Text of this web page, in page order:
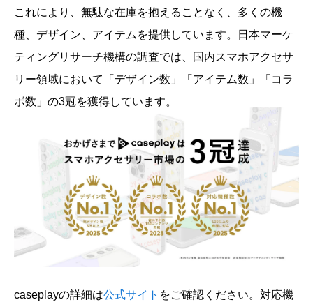
これにより、無駄な在庫を抱えることなく、多くの機
種、デザイン、アイテムを提供しています。日本マーケ
ティングリサーチ機構の調査では、国内スマホアクセサ
リー領域において「デザイン数」「アイテム数」「コラ
ボ数」の3冠を獲得しています。
caseplayの詳細は公式サイト をご確認ください。対応機